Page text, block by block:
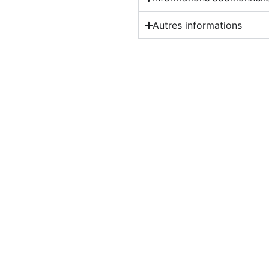
Autres informations